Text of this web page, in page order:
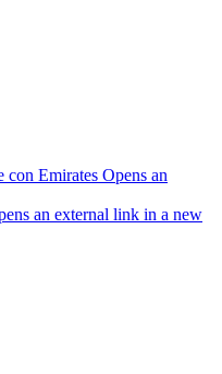
con Emirates Opens an
an external link in a new